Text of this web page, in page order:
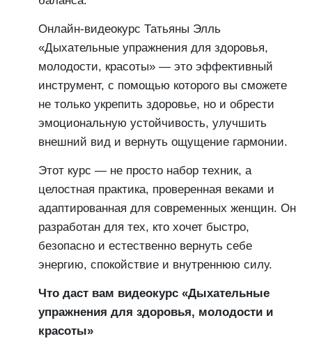
Онлайн-видеокурс Татьяны Элль
«Дыхательные упражнения для здоровья,
молодости, красоты» — это эффективный
инструмент, с помощью которого вы сможете
не только укрепить здоровье, но и обрести
эмоциональную устойчивость, улучшить
внешний вид и вернуть ощущение гармонии.
Этот курс — не просто набор техник, а
целостная практика, проверенная веками и
адаптированная для современных женщин. Он
разработан для тех, кто хочет быстро,
безопасно и естественно вернуть себе
энергию, спокойствие и внутреннюю силу.
Что даст вам видеокурс «Дыхательные
упражнения для здоровья, молодости и
красоты»